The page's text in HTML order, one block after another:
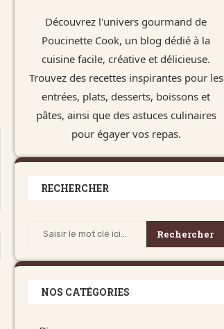
Découvrez l'univers gourmand de
Poucinette Cook, un blog dédié à la
cuisine facile, créative et délicieuse.
Trouvez des recettes inspirantes pour les
entrées, plats, desserts, boissons et
pâtes, ainsi que des astuces culinaires
pour égayer vos repas.
RECHERCHER
Rechercher
NOS CATÉGORIES